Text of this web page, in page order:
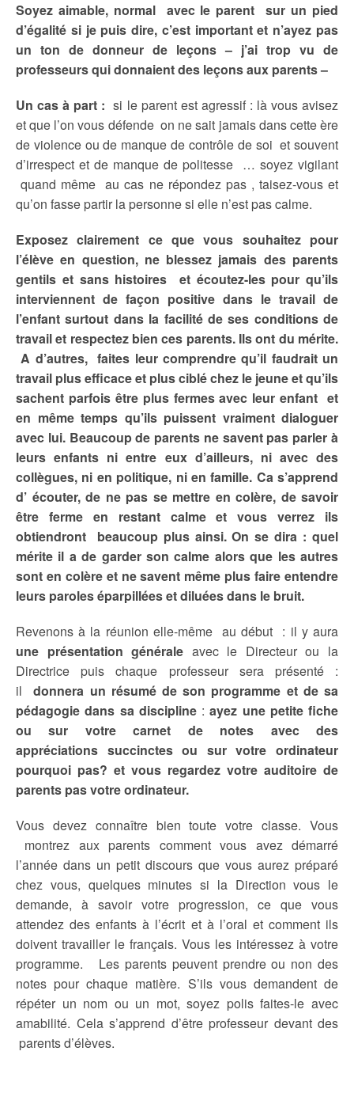
Soyez aimable, normal avec le parent sur un pied
d’égalité si je puis dire, c’est important et n’ayez pas
un ton de donneur de leçons – j’ai trop vu de
professeurs qui donnaient des leçons aux parents –
Un cas à part : si le parent est agressif : là vous avisez
et que l’on vous défende on ne sait jamais dans cette ère
de violence ou de manque de contrôle de soi et souvent
d’irrespect et de manque de politesse … soyez vigilant
quand même au cas ne répondez pas , taisez-vous et
qu’on fasse partir la personne si elle n’est pas calme.
Exposez clairement ce que vous souhaitez pour
l’élève en question, ne blessez jamais des parents
gentils et sans histoires et écoutez-les pour qu’ils
interviennent de façon positive dans le travail de
l’enfant surtout dans la facilité de ses conditions de
travail et respectez bien ces parents. Ils ont du mérite.
A d’autres, faites leur comprendre qu’il faudrait un
travail plus efficace et plus ciblé chez le jeune et qu’ils
sachent parfois être plus fermes avec leur enfant et
en même temps qu’ils puissent vraiment dialoguer
avec lui. Beaucoup de parents ne savent pas parler à
leurs enfants ni entre eux d’ailleurs, ni avec des
collègues, ni en politique, ni en famille. Ca s’apprend
d’ écouter, de ne pas se mettre en colère, de savoir
être ferme en restant calme et vous verrez ils
obtiendront beaucoup plus ainsi. On se dira : quel
mérite il a de garder son calme alors que les autres
sont en colère et ne savent même plus faire entendre
leurs paroles éparpillées et diluées dans le bruit.
Revenons à la réunion elle-même au début : il y aura
une présentation générale avec le Directeur ou la
Directrice puis chaque professeur sera présenté :
il
donnera un résumé de son programme et de sa
pédagogie dans sa discipline:ayez une petite fiche
ou sur votre carnet de notes avec des
appréciations succinctes ou sur votre ordinateur
pourquoi pas? et vous regardez votre auditoire de
parents pas votre ordinateur.
Vous devez connaître bien toute votre classe. Vous
montrez aux parents comment vous avez démarré
l’année dans un petit discours que vous aurez préparé
chez vous, quelques minutes si la Direction vous le
demande, à savoir votre progression, ce que vous
attendez des enfants à l’écrit et à l’oral et comment ils
doivent travailler le français. Vous les intéressez à votre
programme. Les parents peuvent prendre ou non des
notes pour chaque matière. S’ils vous demandent de
répéter un nom ou un mot, soyez polis faites-le avec
amabilité. Cela s’apprend d’être professeur devant des
parents d’élèves.